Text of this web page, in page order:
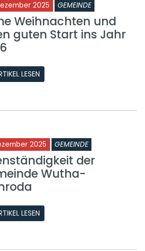
2025 GEMEINDE
Weihnachten und
guten Start ins Jahr
LESEN
2025 GEMEINDE
der
Wutha-
LESEN